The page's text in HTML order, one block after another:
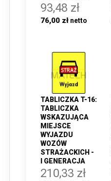
93,48 zł
76,00 zł
TABLICZKA T-16:
TABLICZKA
WSKAZUJĄCA
MIEJSCE
WYJAZDU
WOZÓW
STRAŻACKICH -
I GENERACJA
210,33 zł